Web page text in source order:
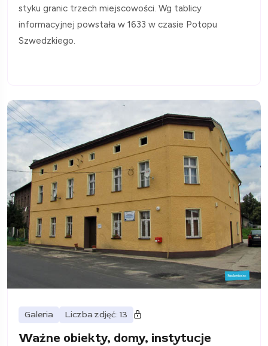
styku granic trzech miejscowości. Wg tablicy
informacyjnej powstała w 1633 w czasie Potopu
Szwedzkiego.
Galeria Liczba zdjęć: 13
Ważne obiekty, domy, instytucje